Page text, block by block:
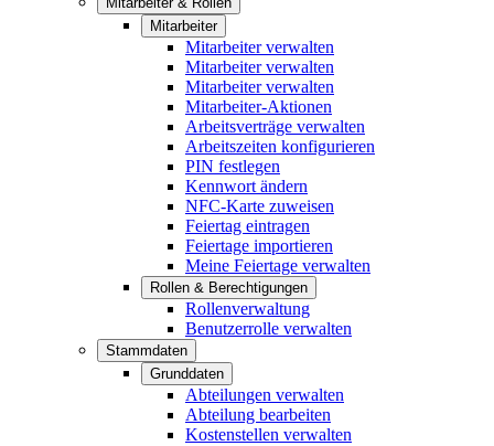
Mitarbeiter
Mitarbeiter verwalten
Mitarbeiter verwalten
Mitarbeiter verwalten
Mitarbeiter-Aktionen
Arbeitsverträge verwalten
Arbeitszeiten konfigurieren
PIN festlegen
Kennwort ändern
NFC-Karte zuweisen
Feiertag eintragen
Feiertage importieren
Meine Feiertage verwalten
Rollen & Berechtigungen
Rollenverwaltung
Benutzerrolle verwalten
Stammdaten
Grunddaten
Abteilungen verwalten
Abteilung bearbeiten
Kostenstellen verwalten